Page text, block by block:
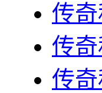
传
传
传